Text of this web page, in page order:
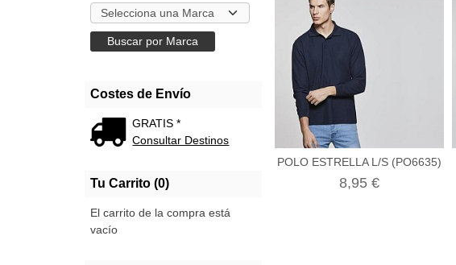
Costes de Envío
GRATIS *
Consultar Destinos
Tu Carrito (0)
El carrito de la compra está
vacío
POLO ESTRELLA L/S (PO6635)
8,95 €